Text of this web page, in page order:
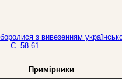
з вивезенням
— С. 58-61.
Примірники